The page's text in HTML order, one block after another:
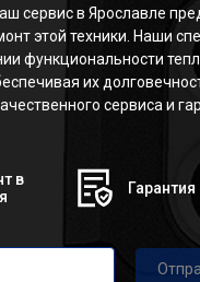
сервис в Ярославле
этой техники. Наши
функциональности
их
сервиса и
в